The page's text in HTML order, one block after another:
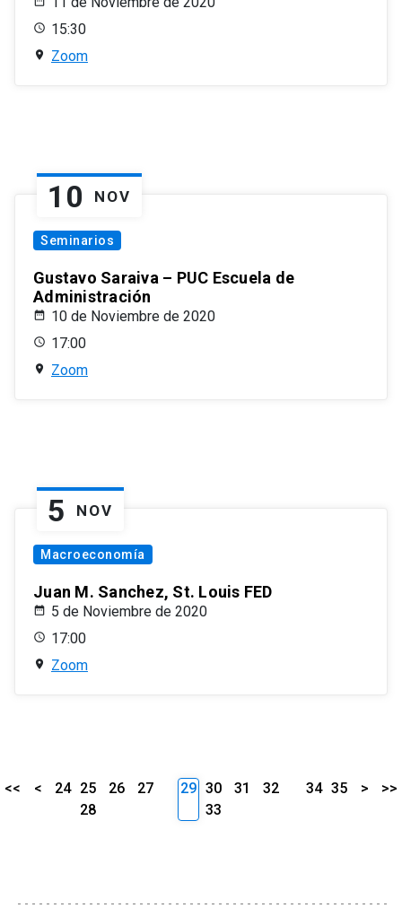
15:30
Zoom
10 NOV
Seminarios
Gustavo Saraiva – PUC Escuela de
Administración
10 de Noviembre de 2020
17:00
Zoom
5 NOV
Macroeconomía
Juan M. Sanchez, St. Louis FED
5 de Noviembre de 2020
17:00
Zoom
<< < 24 25 26
27
28
29 30 31
32
33
34 35 > >>